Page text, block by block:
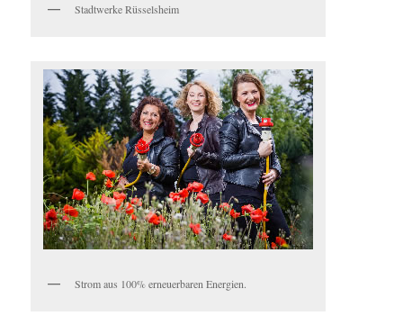
Stadtwerke Rüsselsheim
Strom aus 100% erneuerbaren Energien.